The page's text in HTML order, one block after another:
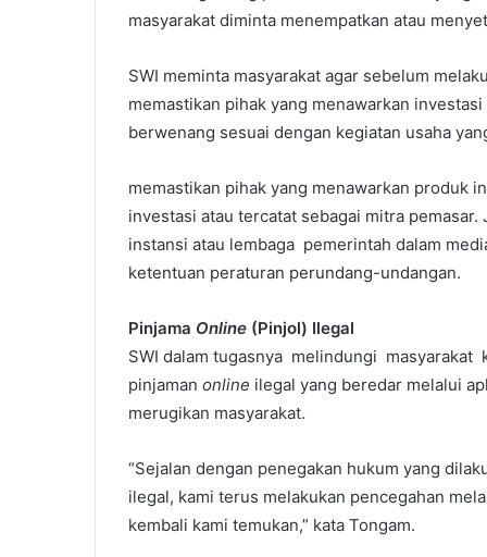
masyarakat diminta menempatkan atau
SWI meminta masyarakat agar sebelum
memastikan pihak yang menawarkan
berwenang sesuai dengan kegiatan usaha
memastikan pihak yang menawarkan produk
investasi atau tercatat sebagai mitra
instansi atau lembaga pemerintah dalam
ketentuan peraturan perundang-undangan.
Pinjama Online (Pinjol) Ilegal
SWI dalam tugasnya melindungi
pinjaman online ilegal yang beredar melalui
merugikan masyarakat.
“Sejalan dengan penegakan hukum yang
ilegal, kami terus melakukan pencegahan
kembali kami temukan,” kata Tongam.